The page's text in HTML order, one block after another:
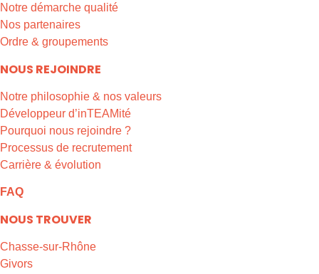
Notre démarche qualité
Nos partenaires
Ordre & groupements
NOUS REJOINDRE
Notre philosophie & nos valeurs
Développeur d’inTEAMité
Pourquoi nous rejoindre ?
Processus de recrutement
Carrière & évolution
FAQ
NOUS TROUVER
Chasse-sur-Rhône
Givors